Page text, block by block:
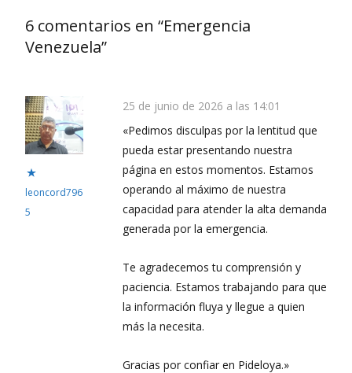
entradas
6 comentarios en “Emergencia
Venezuela”
leoncord796
5
25 de junio de 2026 a las 14:01
«Pedimos disculpas por la lentitud que
pueda estar presentando nuestra
página en estos momentos. Estamos
operando al máximo de nuestra
capacidad para atender la alta demanda
generada por la emergencia.
Te agradecemos tu comprensión y
paciencia. Estamos trabajando para que
la información fluya y llegue a quien
más la necesita.
Gracias por confiar en Pideloya.»